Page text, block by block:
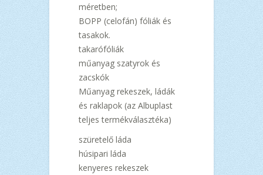
méretben;
BOPP (celofán) fóliák és
tasakok.
takarófóliák
műanyag szatyrok és
zacskók
Műanyag rekeszek, ládák
és raklapok (az Albuplast
teljes termékválasztéka)
szüretelő láda
húsipari láda
kenyeres rekeszek